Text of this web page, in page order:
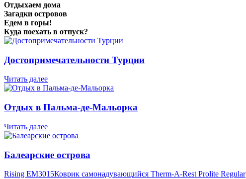
Отдыхаем дома
Загадки островов
Едем в горы!
Куда поехать в отпуск?
Достопримечательности Турции
Читать далее
Отдых в Пальма-де-Мальорка
Читать далее
Балеарские острова
Rising EM3015Коврик самонадувающийся Therm-A-Rest Prolite Regular